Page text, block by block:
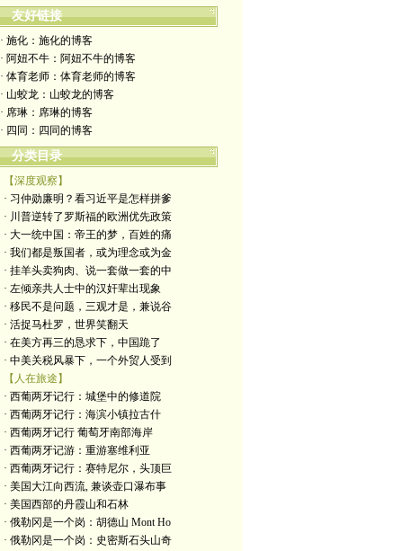
友好链接
· 施化：施化的博客
· 阿妞不牛：阿妞不牛的博客
· 体育老师：体育老师的博客
· 山蛟龙：山蛟龙的博客
· 席琳：席琳的博客
· 四同：四同的博客
分类目录
【深度观察】
· 习仲勋廉明？看习近平是怎样拼爹
· 川普逆转了罗斯福的欧洲优先政策
· 大一统中国：帝王的梦，百姓的痛
· 我们都是叛国者，或为理念或为金
· 挂羊头卖狗肉、说一套做一套的中
· 左倾亲共人士中的汉奸辈出现象
· 移民不是问题，三观才是，兼说谷
· 活捉马杜罗，世界笑翻天
· 在美方再三的恳求下，中国跪了
· 中美关税风暴下，一个外贸人受到
【人在旅途】
· 西葡两牙记行：城堡中的修道院
· 西葡两牙记行：海滨小镇拉古什
· 西葡两牙记行 葡萄牙南部海岸
· 西葡两牙记游：重游塞维利亚
· 西葡两牙记行：赛特尼尔，头顶巨
· 美国大江向西流, 兼谈壶口瀑布事
· 美国西部的丹霞山和石林
· 俄勒冈是一个岗：胡德山 Mont Ho
· 俄勒冈是一个岗：史密斯石头山奇